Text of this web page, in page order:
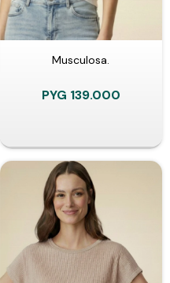
Musculosa.
PYG 139.000